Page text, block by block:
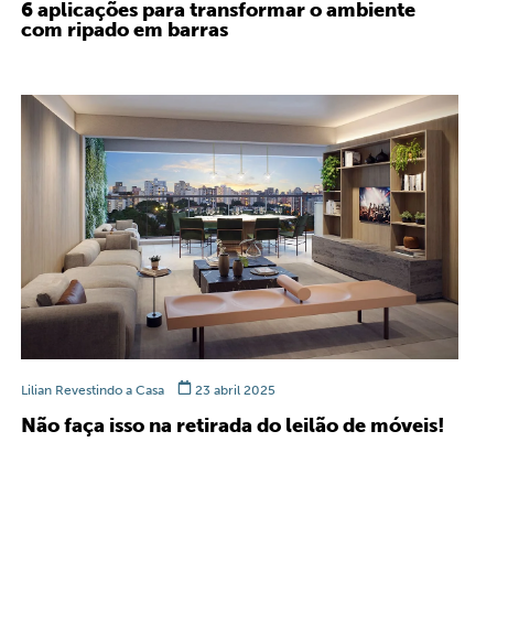
6 aplicações para transformar o ambiente
com ripado em barras
Lilian Revestindo a Casa 23 abril 2025
Não faça isso na retirada do leilão de móveis!